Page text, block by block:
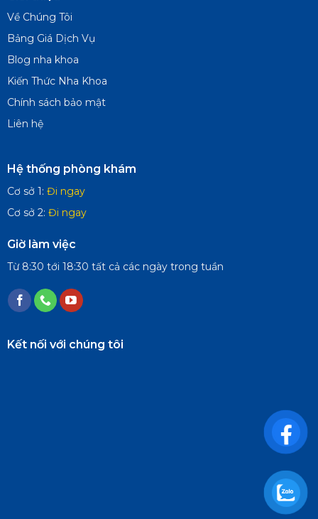
Về Chúng Tôi
Bảng Giá Dịch Vụ
Blog nha khoa
Kiến Thức Nha Khoa
Chính sách bảo mật
Liên hệ
Hệ thống phòng khám
Cơ sở 1: Đi ngay
Cơ sở 2: Đi ngay
Giờ làm việc
Từ 8:30 tới 18:30 tất cả các ngày trong tuần
Kết nối với chúng tôi